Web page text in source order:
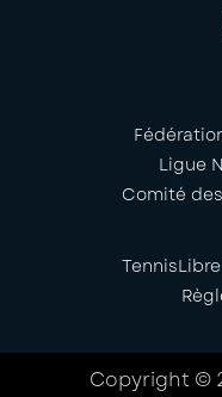
Ligue
Comité
Copyright ©